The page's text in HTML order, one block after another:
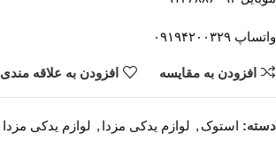
واتساپ ۰۹۱۹۴۲۰۰۳۲۹
افزودن به مقایسه افزودن به علاقه مندی
دسته: استوک , لوازم یدکی مزدا , لوازم یدکی مزدا 3